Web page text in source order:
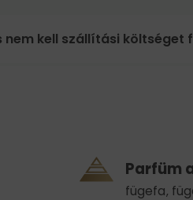
nem kell szállítási költséget
Parfüm
fügefa,